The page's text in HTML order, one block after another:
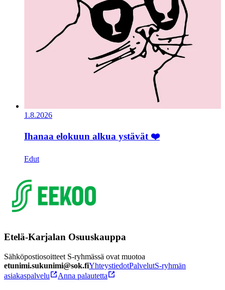
1.8.2026
Ihanaa elokuun alkua ystävät ❤️
Edut
Etelä-Karjalan Osuuskauppa
Sähköpostiosoitteet S-ryhmässä ovat muotoa
etunimi.sukunimi@sok.fiYhteystiedotPalvelutS-ryhmän
asiakaspalvelu
Anna palautetta